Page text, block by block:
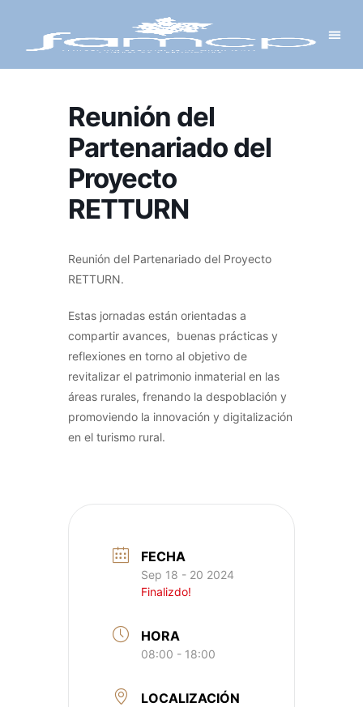
Reunión del
Partenariado del
Proyecto
RETTURN
Reunión del Partenariado del Proyecto
RETTURN.
Estas jornadas están orientadas a
compartir avances, buenas prácticas y
reflexiones en torno al objetivo de
revitalizar el patrimonio inmaterial en las
áreas rurales, frenando la despoblación y
promoviendo la innovación y digitalización
en el turismo rural.
FECHA
Sep 18 - 20 2024
Finalizdo!
HORA
08:00 - 18:00
LOCALIZACIÓN